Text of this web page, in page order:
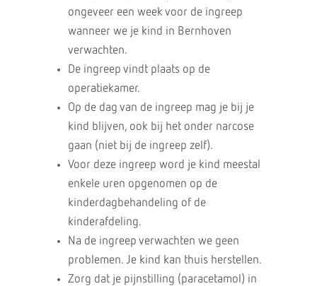
ongeveer een week voor de ingreep
wanneer we je kind in Bernhoven
verwachten.
De ingreep vindt plaats op de
operatiekamer.
Op de dag van de ingreep mag je bij je
kind blijven, ook bij het onder narcose
gaan (niet bij de ingreep zelf).
Voor deze ingreep word je kind meestal
enkele uren opgenomen op de
kinderdagbehandeling of de
kinderafdeling.
Na de ingreep verwachten we geen
problemen. Je kind kan thuis herstellen.
Zorg dat je pijnstilling (paracetamol) in